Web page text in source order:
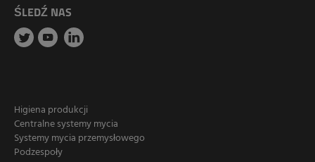
ŚLEDŹ NAS
Higiena produkcji
Centralne systemy mycia
Systemy mycia przemysłowego
Podzespoły